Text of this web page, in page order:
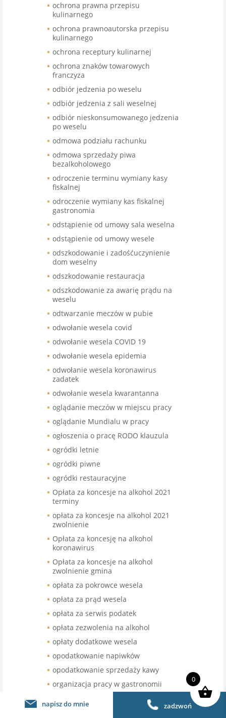
ochrona prawna przepisu
kulinarnego
ochrona prawnoautorska przepisu
kulinarnego
ochrona receptury kulinarnej
ochrona znaków towarowych
franczyza
odbiór jedzenia po weselu
odbiór jedzenia z sali weselnej
odbiór nieskonsumowanego jedzenia
po weselu
odmowa podziału rachunku
odmowa sprzedaży piwa
bezalkoholowego
odroczenie terminu wymiany kasy
fiskalnej
odroczenie wymiany kas fiskalnej
gastronomia
odstąpienie od umowy sala weselna
odstąpienie od umowy wesele
odszkodowanie i zadośćuczynienie
dom weselny
odszkodowanie restauracja
odszkodowanie za awarię prądu na
weselu
odtwarzanie meczów w pubie
odwołanie wesela covid
odwołanie wesela COVID 19
odwołanie wesela epidemia
odwołanie wesela koronawirus
zadatek
odwołanie wesela kwarantanna
oglądanie meczów w miejscu pracy
oglądanie Mundialu w pracy
ogłoszenia o pracę RODO klauzula
ogródki letnie
ogródki piwne
ogródki restauracyjne
Opłata za koncesje na alkohol 2021
terminy
opłata za koncesje na alkohol 2021
zwolnienie
Opłata za koncesję na alkohol
koronawirus
Opłata za koncesje na alkohol
zwolnienie gmina
opłata za pokrowce wesela
opłata za prąd wesela
opłata za serwis podatek
opłata zezwolenia na alkohol
opłaty dodatkowe wesela
opodatkowanie napiwków
opodatkowanie sprzedaży kawy
organizacja pracy w gastronomii
organizacja pracy w restauracji
organizacja urodzin stawka VAT
napisz do mnie zadzwoń
0